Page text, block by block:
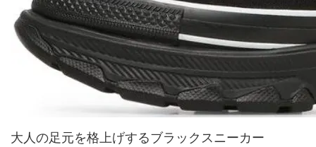
大人の足元を格上げするブラックスニーカー